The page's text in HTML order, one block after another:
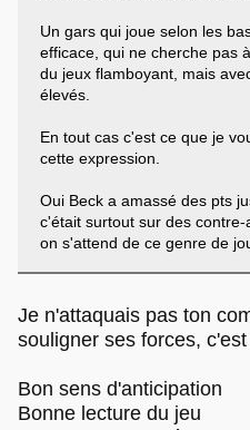
Un gars qui joue selon les
efficace, qui ne cherche pas
du jeux flamboyant, mais
élevés.
En tout cas c'est ce que je
cette expression.
Oui Beck a amassé des pts
c'était surtout sur des
on s'attend de ce genre de
Je n'attaquais pas ton
souligner ses forces,
Bon sens d'anticipation
Bonne lecture du jeu